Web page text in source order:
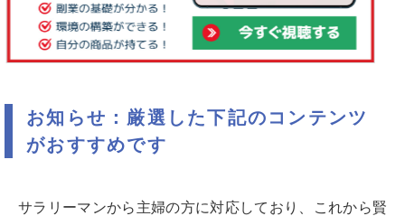
お知らせ：厳選した下記のコンテンツ
がおすすめです
サラリーマンから主婦の方に対応しており、これから賢